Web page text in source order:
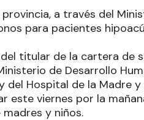
a través del
para pacientes
titular de la cartera de
de Desarrollo
del Hospital de la Madre
este viernes por la
y niños.